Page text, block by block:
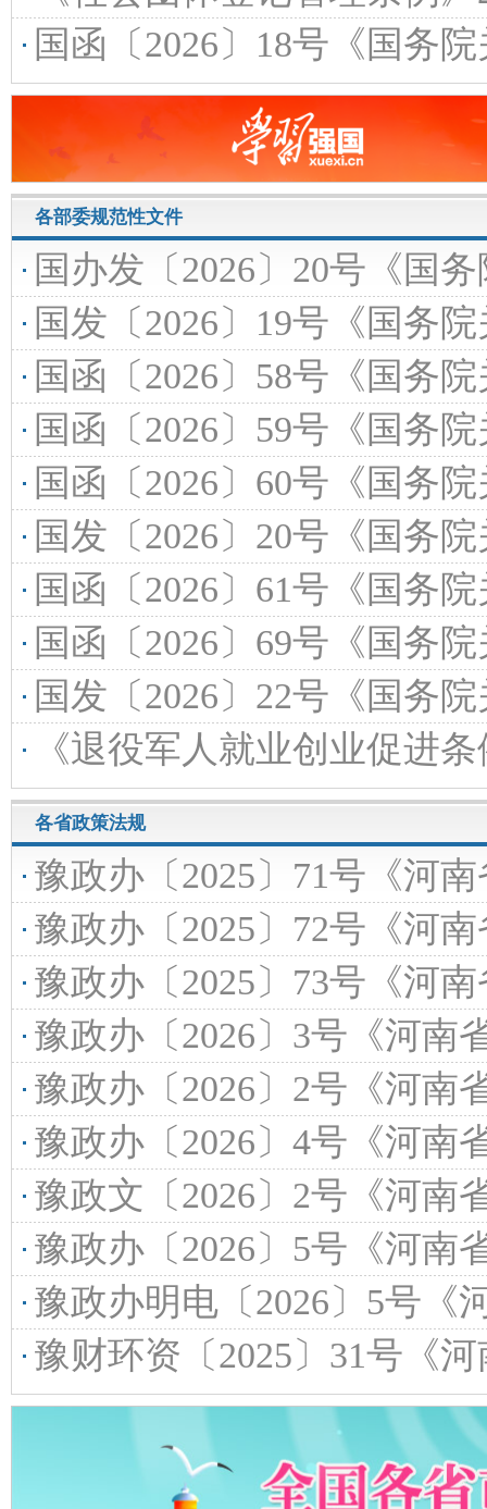
国函〔2026〕18号《国务院关于同意将
各部委规范性文件
国办发〔2026〕20号《国务院办公厅关于进一步完善大中型水库
国发〔2026〕19号《国务院关于印发〈
国函〔2026〕58号《国务院关于同意
国函〔2026〕59号《国务院关于〈体育
国函〔2026〕60号《国务院关于〈残疾人
国发〔2026〕20号《国务院关于印发〈美
国函〔2026〕61号《国务院关于〈旅游
国函〔2026〕69号《国务院关于〈疾病
国发〔2026〕22号《国务院关于印发〈“
《退役军人就业创业促进条例》（国务院令第
各省政策法规
豫政办〔2025〕71号《​河南省人民政府办公厅关于
豫政办〔2025〕72号《河南省人民政府办公厅关
豫政办〔2025〕73号《河南省人民政府办公厅
豫政办〔2026〕3号《河南省人民政府办公厅关于
豫政办〔2026〕2号《河南省人民政府办公厅关于印发河南省
豫政办〔2026〕4号《河南省人民政府办公厅关
豫政文〔2026〕2号《河南省人民政府关于严格控制河南省盘石
豫政办〔2026〕5号《河南省人民政府办公厅
豫政办明电〔2026〕5号《河南省人民政府办公
豫财环资〔2025〕31号《河南省财政厅河南省自然资源厅关